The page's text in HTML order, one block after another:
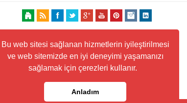
Bu web sitesi sağlanan hizmetlerin iyileştirilmesi
ve web sitemizde en iyi deneyimi yaşamanızı
sağlamak için çerezleri kullanır.
Anladım
eserleri kanunu ile korunmaktadır. Her türlü haber,
Yayınlanan köşe yazılarından, haberlere ve köşe
linklerin içeriklerinden www.kuzeyhaber.com sorumlu
Trafik ve Yol Durumu